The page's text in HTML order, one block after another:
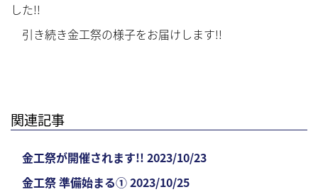
した!!
引き続き金工祭の様子をお届けします!!
関連記事
金工祭が開催されます!! 2023/10/23
金工祭 準備始まる① 2023/10/25